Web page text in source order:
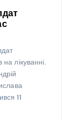
лікуванні.
11